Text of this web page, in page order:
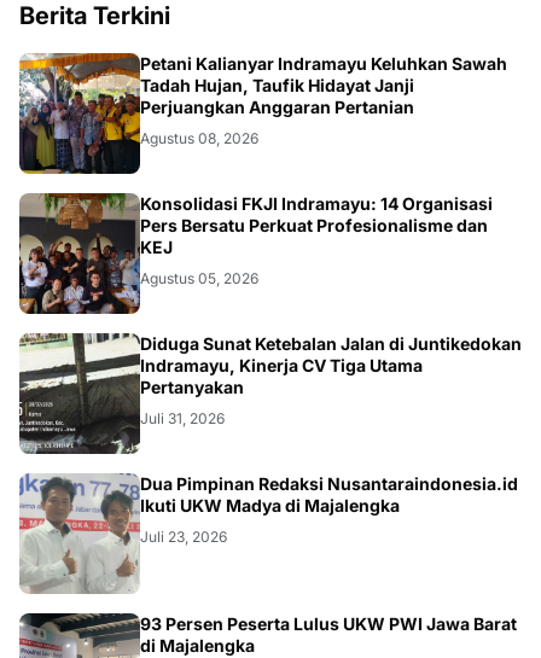
Berita Terkini
Petani Kalianyar Indramayu Keluhkan Sawah
Tadah Hujan, Taufik Hidayat Janji
Perjuangkan Anggaran Pertanian
Agustus 08, 2026
Konsolidasi FKJI Indramayu: 14 Organisasi
Pers Bersatu Perkuat Profesionalisme dan
KEJ
Agustus 05, 2026
KRIMINAL
Diduga Sunat Ketebalan Jalan di Juntikedokan
Indramayu, Kinerja CV Tiga Utama
Pertanyakan
Juli 31, 2026
Dua Pimpinan Redaksi Nusantaraindonesia.id
Ikuti UKW Madya di Majalengka
Juli 23, 2026
93 Persen Peserta Lulus UKW PWI Jawa Barat
di Majalengka